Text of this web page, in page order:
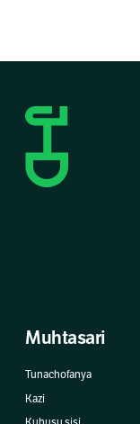
Muhtasari
Tunachofanya
Kazi